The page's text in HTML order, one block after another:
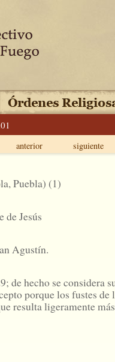
anterior siguiente
Puebla) (1)
Jesús
Agustín.
de hecho se considera
porque los fustes de
resulta ligeramente más